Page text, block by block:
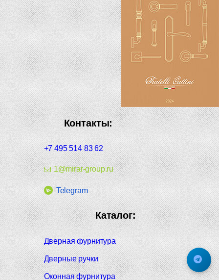
Контакты:
+7 495 514 83 62
1@mirar-group.ru
Telegram
Каталог:
Дверная фурнитура
Дверные ручки
Оконная фурнитура